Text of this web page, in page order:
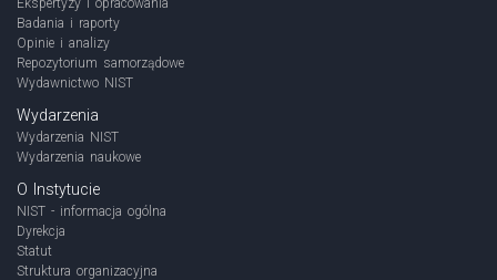
Ekspertyzy i opracowania
Badania i raporty
Opinie i analizy
Repozytorium samorządowe
Wydawnictwo NIST
Wydarzenia
Wydarzenia NIST
Wydarzenia naukowe
O Instytucie
NIST - informacja ogólna
Dyrekcja
Statut
Struktura organizacyjna